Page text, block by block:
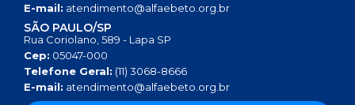
E-mail: atendimento@alfaebeto.org.br
SÃO PAULO/SP
Rua Coriolano, 589 - Lapa SP
Cep: 05047-000
Telefone Geral: (11) 3068-8666
E-mail: atendimento@alfaebeto.org.br